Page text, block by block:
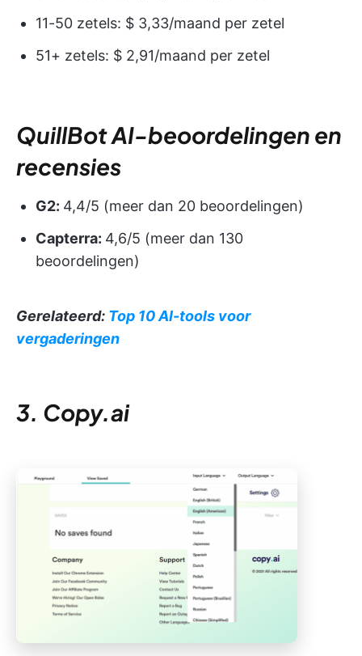
11-50 zetels: $ 3,33/maand per zetel
51+ zetels: $ 2,91/maand per zetel
QuillBot AI-beoordelingen en
recensies
G2: 4,4/5 (meer dan 20 beoordelingen)
Capterra: 4,6/5 (meer dan 130
beoordelingen)
Gerelateerd: Top 10 AI-tools voor
vergaderingen
3. Copy.ai